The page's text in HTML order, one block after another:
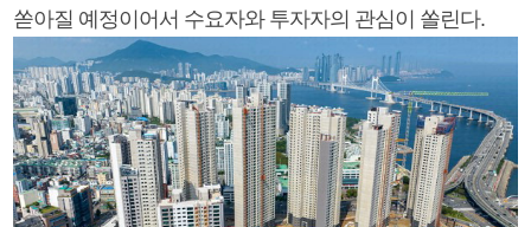
쏟아질 예정이어서 수요자와 투자자의 관심이 쏠린다.